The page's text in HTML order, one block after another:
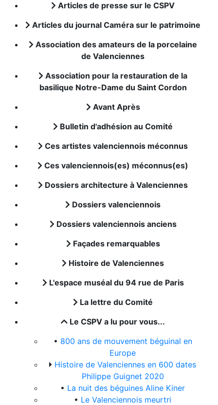
Articles de presse sur le CSPV
Articles du journal Caméra sur le patrimoine
Association des amateurs de la porcelaine
de Valenciennes
Association pour la restauration de la
basilique Notre-Dame du Saint Cordon
Avant Après
Bulletin d'adhésion au Comité
Ces artistes valenciennois méconnus
Ces valenciennois(es) méconnus(es)
Dossiers architecture à Valenciennes
Dossiers valenciennois
Dossiers valenciennois anciens
Façades remarquables
Histoire de Valenciennes
L'espace muséal du 94 rue de Paris
La lettre du Comité
Le CSPV a lu pour vous...
• 800 ans de mouvement béguinal en
Europe
Histoire de Valenciennes en 600 dates
Philippe Guignet 2020
• La nuit des béguines Aline Kiner
• Le Valenciennois meurtri